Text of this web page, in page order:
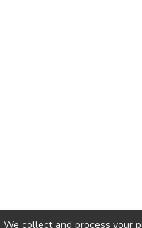
We collect and process your